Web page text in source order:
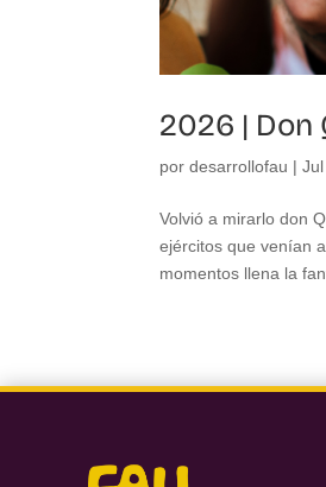
2026 | Don
pordesarrollofau |
Volvió a mirarlo don
ejércitos que venían
momentos llena la